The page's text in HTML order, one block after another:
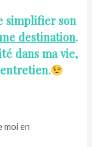
simplifier son
destination.
dans ma vie,
moi en